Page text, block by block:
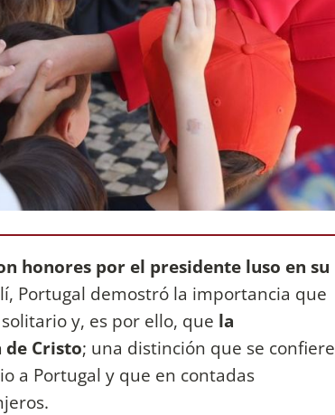
honores por el presidente luso en su
Portugal demostró la importancia que
y, es por ello, que la
de Cristo; una distinción que se confiere
a Portugal y que en contadas